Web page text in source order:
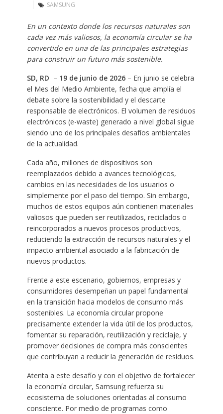
SAMSUNG
En un contexto donde los recursos naturales son
cada vez más valiosos, la economía circular se ha
convertido en una de las principales estrategias
para construir un futuro más sostenible.
SD, RD – 19 de junio de 2026– En junio se celebra
el Mes del Medio Ambiente, fecha que amplía el
debate sobre la sostenibilidad y el descarte
responsable de electrónicos. El volumen de residuos
electrónicos (e-waste) generado a nivel global sigue
siendo uno de los principales desafíos ambientales
de la actualidad.
Cada año, millones de dispositivos son
reemplazados debido a avances tecnológicos,
cambios en las necesidades de los usuarios o
simplemente por el paso del tiempo. Sin embargo,
muchos de estos equipos aún contienen materiales
valiosos que pueden ser reutilizados, reciclados o
reincorporados a nuevos procesos productivos,
reduciendo la extracción de recursos naturales y el
impacto ambiental asociado a la fabricación de
nuevos productos.
Frente a este escenario, gobiernos, empresas y
consumidores desempeñan un papel fundamental
en la transición hacia modelos de consumo más
sostenibles. La economía circular propone
precisamente extender la vida útil de los productos,
fomentar su reparación, reutilización y reciclaje, y
promover decisiones de compra más conscientes
que contribuyan a reducir la generación de residuos.
Atenta a este desafío y con el objetivo de fortalecer
la economía circular, Samsung refuerza su
ecosistema de soluciones orientadas al consumo
consciente. Por medio de programas como